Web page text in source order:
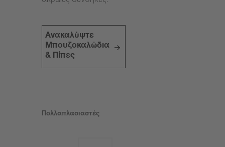
Ανακαλύψτε
Μπουζοκαλώδια
& Πίπες
Πολλαπλασιαστές